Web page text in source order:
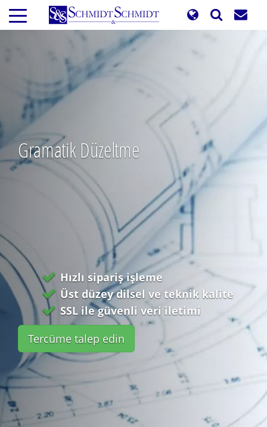
Ana
içeriğe
atla
Gramatik Düzeltme
Hızlı sipariş işleme
Üst düzey dilsel ve teknik kalite
SSL ile güvenli veri iletimi
Tercüme talep edin